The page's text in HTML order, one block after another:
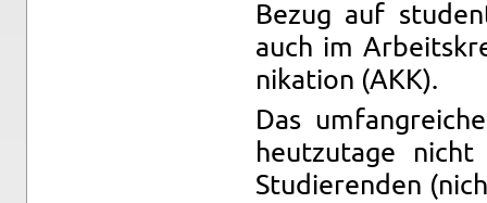
Bezug auf
auch im
nika­tion (AKK).
Das
heutzu­tage
Studieren­den